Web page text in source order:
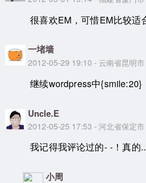
很喜欢EM，可惜EM比较适
一堵墙
2012-05-29 19:10 - 云南省昆明市
继续wordpress中{smile:20}
Uncle.E
2012-05-25 17:53 - 河北省保定市
我记得我评论过的- -！真的
小周